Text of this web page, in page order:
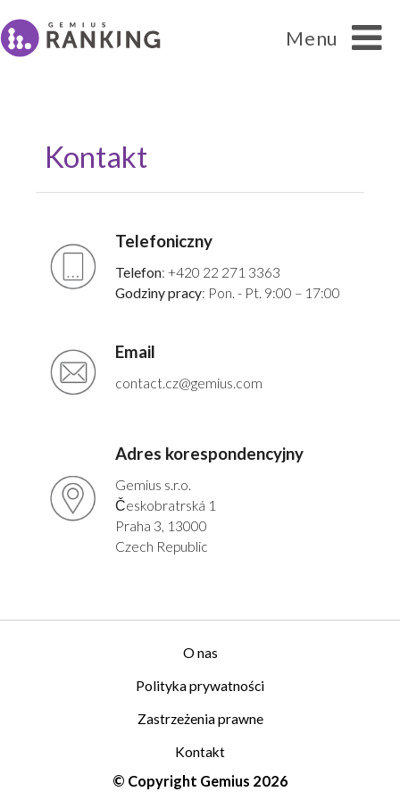
Ranking
Cytowanie danych
FAQ
Kontakt
Angielski
Polski
Menu
Kontakt
Telefoniczny
Telefon: +420 22 271 3363
Godziny pracy: Pon. - Pt. 9:00 – 17:00
Email
contact.cz@gemius.com
Adres korespondencyjny
Gemius s.r.o.
Českobratrská 1
Praha 3, 13000
Czech Republic
O nas
Polityka prywatności
Zastrzeżenia prawne
Kontakt
© Copyright Gemius 2026